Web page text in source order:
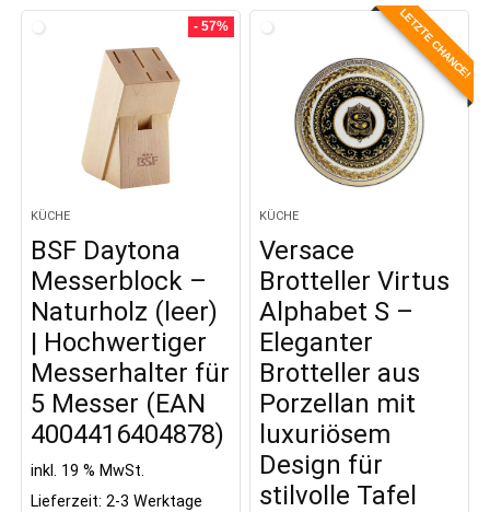
74,99 €.
- 57%
KÜCHE
BSF Daytona
Messerblock –
Naturholz (leer)
| Hochwertiger
Messerhalter für
5 Messer (EAN
4004416404878)
inkl. 19 % MwSt.
Lieferzeit:2-3 Werktage
LETZTE CHANCE!
KÜCHE
Versace
Brotteller Virtus
Alphabet S –
Eleganter
Brotteller aus
Porzellan mit
luxuriösem
Design für
stilvolle Tafel